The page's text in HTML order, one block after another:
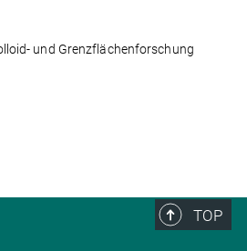
und Grenzflächenforschung
TOP